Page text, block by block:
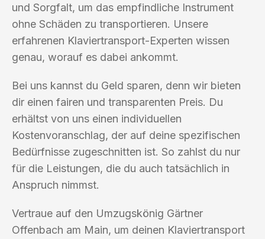
und Sorgfalt, um das empfindliche Instrument
ohne Schäden zu transportieren. Unsere
erfahrenen Klaviertransport-Experten wissen
genau, worauf es dabei ankommt.
Bei uns kannst du Geld sparen, denn wir bieten
dir einen fairen und transparenten Preis. Du
erhältst von uns einen individuellen
Kostenvoranschlag, der auf deine spezifischen
Bedürfnisse zugeschnitten ist. So zahlst du nur
für die Leistungen, die du auch tatsächlich in
Anspruch nimmst.
Vertraue auf den Umzugskönig Gärtner
Offenbach am Main, um deinen Klaviertransport